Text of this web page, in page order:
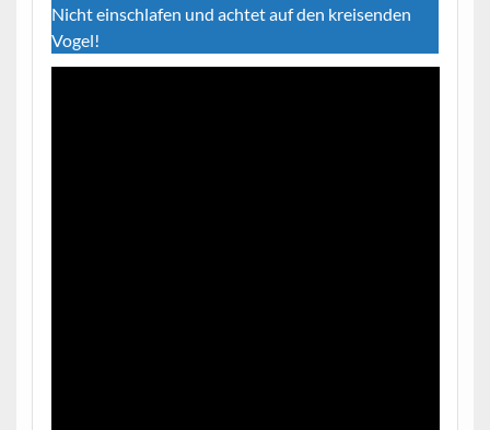
Nicht einschlafen und achtet auf den kreisenden
Vogel!